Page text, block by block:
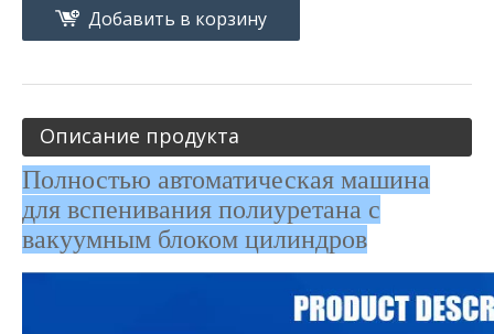
Добавить в корзину
Описание продукта
Полностью автоматическая машина
для вспенивания полиуретана с
вакуумным блоком цилиндров